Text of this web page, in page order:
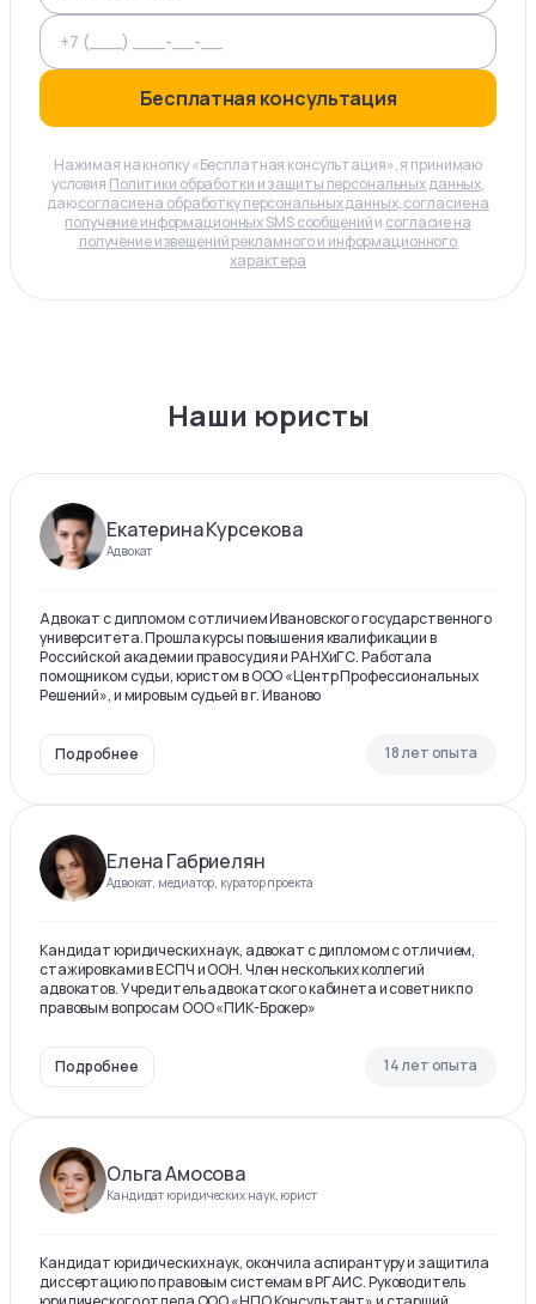
Бесплатная консультация
Нажимая на кнопку «Бесплатная консультация», я принимаю
условия Политики обработки и защиты персональных данных,
даюсогласие на обработку персональных данных,согласие на
получение информационных SMS сообщенийи согласие на
получение извещений рекламного и информационного
характера
Наши юристы
Екатерина Курсекова
Адвокат
Адвокат с дипломом с отличием Ивановского государственного
университета. Прошла курсы повышения квалификации в
Российской академии правосудия и РАНХиГС. Работала
помощником судьи, юристом в ООО «Центр Профессиональных
Решений», и мировым судьей в г. Иваново
Подробнее 18 лет опыта
Елена Габриелян
Адвокат, медиатор, куратор проекта
Кандидат юридических наук, адвокат с дипломом с отличием,
стажировками в ЕСПЧ и ООН. Член нескольких коллегий
адвокатов. Учредитель адвокатского кабинета и советник по
правовым вопросам ООО «ПИК-Брокер»
Подробнее 14 лет опыта
Ольга Амосова
Кандидат юридических наук, юрист
Кандидат юридических наук, окончила аспирантуру и защитила
диссертацию по правовым системам в РГАИС. Руководитель